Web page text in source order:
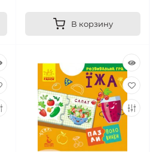
В корзину